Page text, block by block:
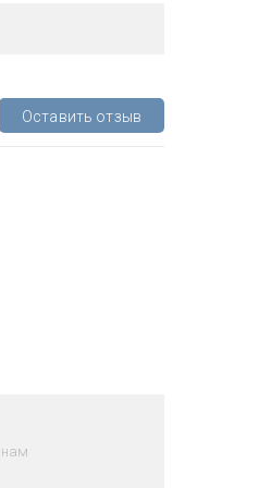
Оставить отзыв
нам